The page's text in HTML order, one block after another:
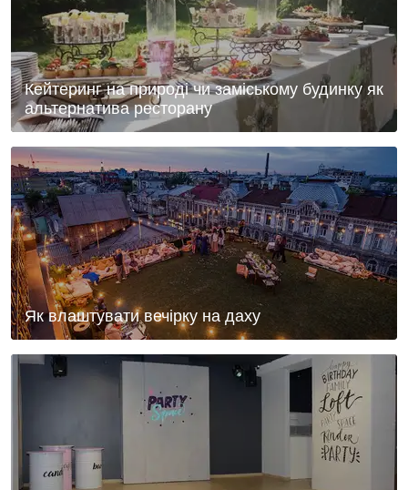
Кейтеринг на природі чи заміському будинку як
альтернатива ресторану
Як влаштувати вечірку на даху